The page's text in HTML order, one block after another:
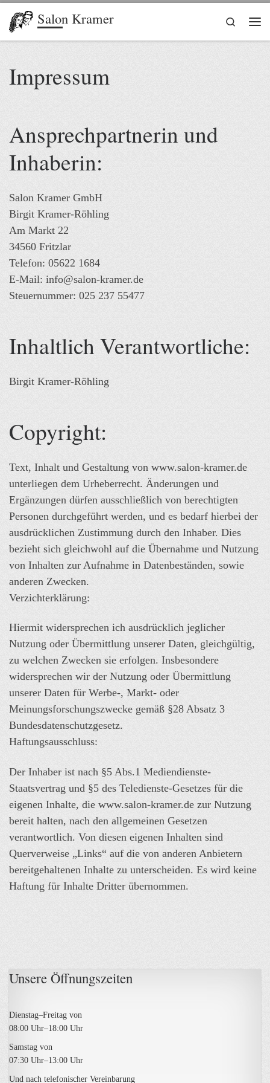
Zum Inhalt springen
Salon Kramer
Search
Impressum
Ansprechpartnerin und
Inhaberin:
Salon Kramer GmbH
Birgit Kramer-Röhling
Am Markt 22
34560 Fritzlar
Telefon: 05622 1684
E-Mail: info@salon-kramer.de
Steuernummer: 025 237 55477
Inhaltlich Verantwortliche:
Birgit Kramer-Röhling
Copyright:
Text, Inhalt und Gestaltung von www.salon-kramer.de
unterliegen dem Urheberrecht. Änderungen und
Ergänzungen dürfen ausschließlich von berechtigten
Personen durchgeführt werden, und es bedarf hierbei der
ausdrücklichen Zustimmung durch den Inhaber. Dies
bezieht sich gleichwohl auf die Übernahme und Nutzung
von Inhalten zur Aufnahme in Datenbeständen, sowie
anderen Zwecken.
Verzichterklärung:
Hiermit widersprechen ich ausdrücklich jeglicher
Nutzung oder Übermittlung unserer Daten, gleichgültig,
zu welchen Zwecken sie erfolgen. Insbesondere
widersprechen wir der Nutzung oder Übermittlung
unserer Daten für Werbe-, Markt- oder
Meinungsforschungszwecke gemäß §28 Absatz 3
Bundesdatenschutzgesetz.
Haftungsausschluss:
Der Inhaber ist nach §5 Abs.1 Mediendienste-
Staatsvertrag und §5 des Teledienste-Gesetzes für die
eigenen Inhalte, die www.salon-kramer.de zur Nutzung
bereit halten, nach den allgemeinen Gesetzen
verantwortlich. Von diesen eigenen Inhalten sind
Querverweise „Links“ auf die von anderen Anbietern
bereitgehaltenen Inhalte zu unterscheiden. Es wird keine
Haftung für Inhalte Dritter übernommen.
Unsere Öffnungs­zeiten
Dienstag–Freitag von
08:00 Uhr–18:00 Uhr
Samstag von
07:30 Uhr–13:00 Uhr
Und nach telefonischer Vereinbarung